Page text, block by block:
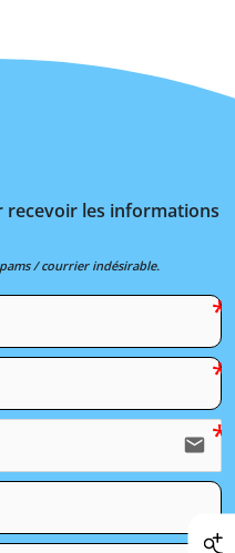
les informations
/ courrier indésirable.
email